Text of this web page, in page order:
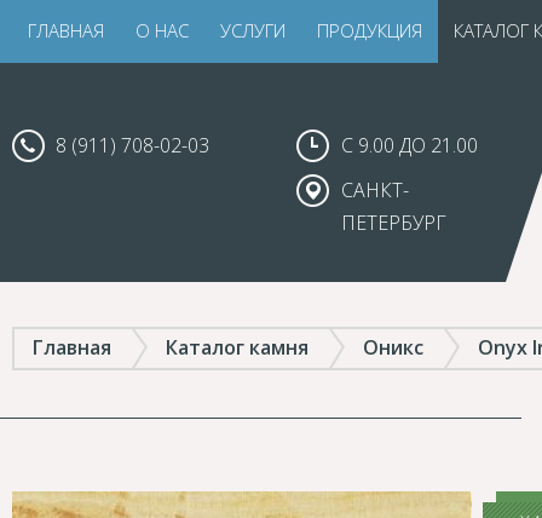
ГЛАВНАЯ О НАС УСЛУГИ ПРОДУКЦИЯ КАТАЛОГ
8 (911) 708-02-03
С 9.00 ДО 21.00
САНКТ-
ПЕТЕРБУРГ
Главная Каталог камня Оникс Onyx